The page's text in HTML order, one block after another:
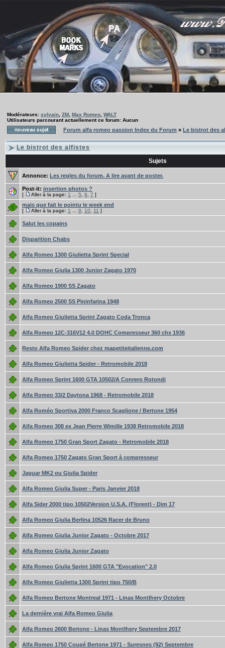
Modérateurs: sylvain ZM Max Romeo WALT
Utilisateurs parcourant actuellement ce forum: Aucun
Forum alfa romeo passion Index du Forum » Le bistrot des
Le bistrot des alfistes
Sujets
Annonce: Les regles du forum. A lire avant de poster.
Post-it: insertion photos ?
[ Aller à la page: 1 5 6 7 ]
mais que fait le pointu le week end
[ Aller à la page: 1 9 10 11 ]
Salut les copains
Disparition Chabs
Alfa Romeo 1300 Giulietta Sprint Special
Alfa Romeo Giulia 1300 Junior Zagato 1970
Alfa Romeo 1900 SS Zagato
Alfa Romeo 2500 SS Pininfarina 1948
Alfa Romeo Giulietta Sprint Zagato Coda Tronca
Alfa Romeo 12C-316V12 4.0 DOHC Compresseur 360 chx 1936
Resto Alfa Romeo Spider chez mapetiteitalienne.com
Alfa Romeo Giulietta Spider - Retromobile 2018
Alfa Romeo Sprint 1600 GTA 10502/A Conrero Rotondi
Alfa Romeo 33/2 Daytona 1968 - Retromobile 2018
Alfa Roméo Sportiva 2000 Franco Scaglione / Bertone 1954
Alfa Romeo 308 ex Jean Pierre Wimille 1938 Retromobile 2018
Alfa Romeo 1750 Gran Sport Zagato - Retromobile 2018
Alfa Romeo 1750 Zagato Gran Sport à compresseur
Jaguar MK2 ou Giulia Spider
Alfa Romeo Giulia Super - Paris Janvier 2018
Alfa Sider 2000 tipo 10502Version U.S.A. (Florent) - Dim 17
Alfa Romeo Giulia Berlina 10526 Racer de Bruno
Alfa Romeo Giulia Junior Zagato - Octobre 2017
Alfa Romeo Giulia Junior Zagato
Alfa Romeo Giulia Sprint 1600 GTA "Evocation" 2.0
Alfa Romeo Giulietta 1300 Sprint tipo 750/B
Alfa Romeo Bertone Montreal 1971 - Linas Montlhery Octobre
La dernière vrai Alfa Romeo Giulia
Alfa Romeo 2600 Bertone - Linas Montlhery Septembre 2017
Alfa Romeo 1750 Coupé Bertone 1971 - Suresnes (92) Septembre